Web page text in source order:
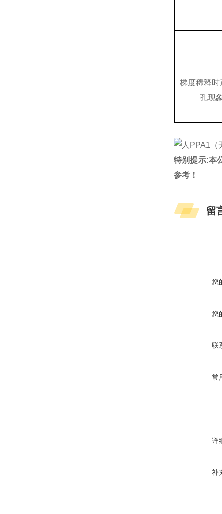
梯度稀释时
孔现
特别提示:本
参考！
留
您
您
联
常
详
补